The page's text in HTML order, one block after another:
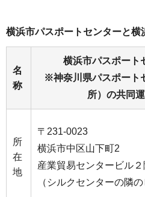
横浜市パスポートセンターと
名
称
横浜市パスポート
※神奈川県パスポート
所）の共同
所
在
地
〒231-0023
横浜市中区山下町2
産業貿易センタービル２
（シルクセンターの隣の